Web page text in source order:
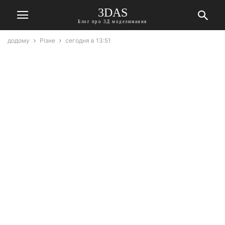
3DAS
Блог про 3Д моделювання
додому Різне сегодня в 13:51